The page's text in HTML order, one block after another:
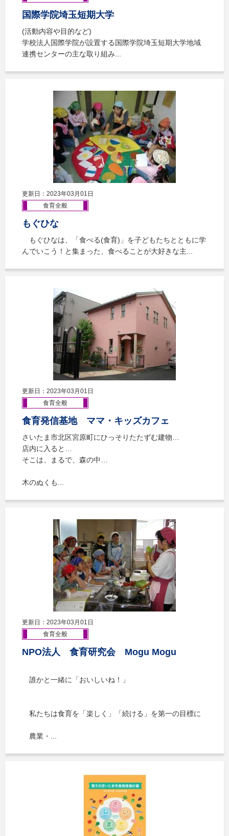
国際学院埼玉短期大学
(活動内容や目的など)
学校法人国際学院が設置する国際学院埼玉短期大学地域
連携センターの主な取り組み...
更新日：2023年03月01日
食育全般
もぐひな
もぐひなは、「食べる(食育)」を子どもたちとともに学
んでいこう！と集まった、食べることが大好きな主...
更新日：2023年03月01日
食育全般
食育発信基地 ママ・キッズカフェ
さいたま市北区宮原町にひっそりたたずむ建物…
店内に入ると…
そこは、まるで、森の中…
木のぬくも...
更新日：2023年03月01日
食育全般
NPO法人 食育研究会 Mogu Mogu
誰かと一緒に「おいしいね！」
私たちは食育を「楽しく」「続ける」を第一の目標に
農業・...